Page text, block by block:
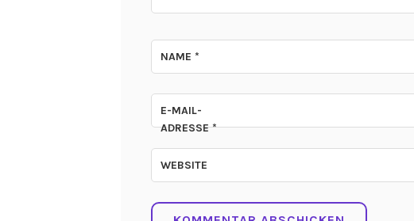
NAME *
E-MAIL-
ADRESSE*
WEBSITE